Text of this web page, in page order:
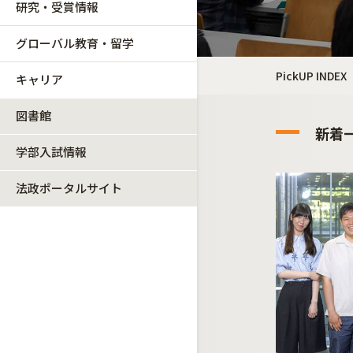
研究・受賞情報
グローバル教育・留学
キャリア
図書館
学部入試情報
法政ポータルサイト
PickUP INDEX
新着